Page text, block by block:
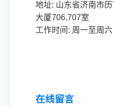
地址: 山东省济南市
大厦706,707室
工作时间: 周一至周
在线留言